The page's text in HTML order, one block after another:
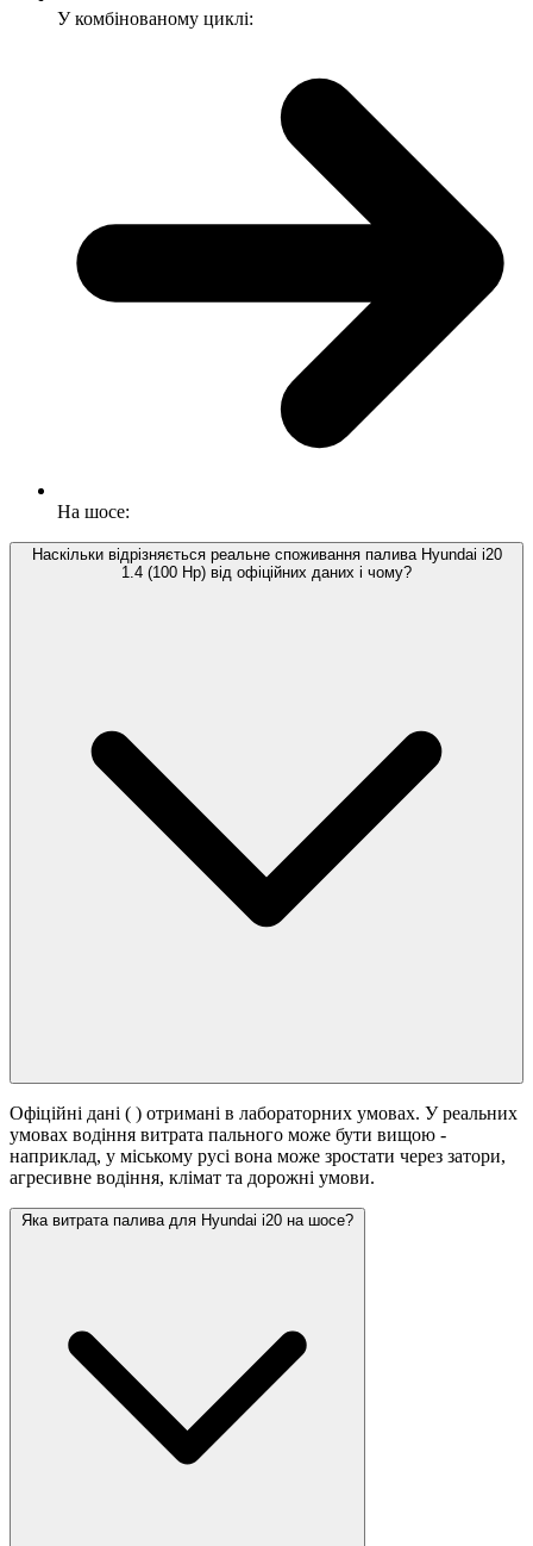
У комбінованому циклі:
На шосе:
Наскільки відрізняється реальне споживання палива Hyundai i20
1.4 (100 Hp) від офіційних даних і чому?
Офіційні дані ( ) отримані в лабораторних умовах. У реальних
умовах водіння витрата пального може бути вищою -
наприклад, у міському русі вона може зростати через затори,
агресивне водіння, клімат та дорожні умови.
Яка витрата палива для Hyundai i20 на шосе?